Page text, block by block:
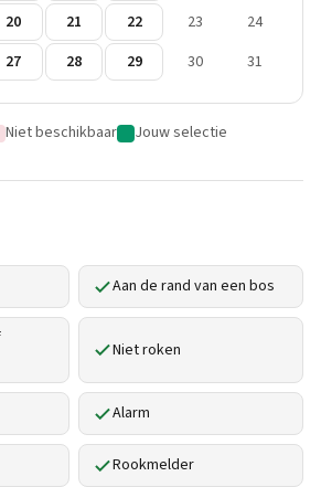
20 21 22 23
24
27 28 29 30 31
Niet beschikbaar Jouw selectie
Aan de rand van een bos
Niet roken
Alarm
Rookmelder